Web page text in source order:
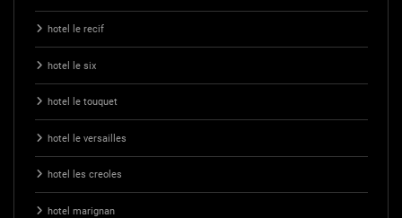
hotel le recif
hotel le six
hotel le touquet
hotel le versailles
hotel les creoles
hotel marignan